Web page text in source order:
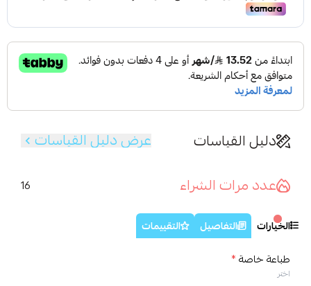
دليل القياسات
عرض دليل القياسات
عدد مرات الشراء
16
الخيارات التفاصيل
التقييمات
طباعة خاصة*
اختر